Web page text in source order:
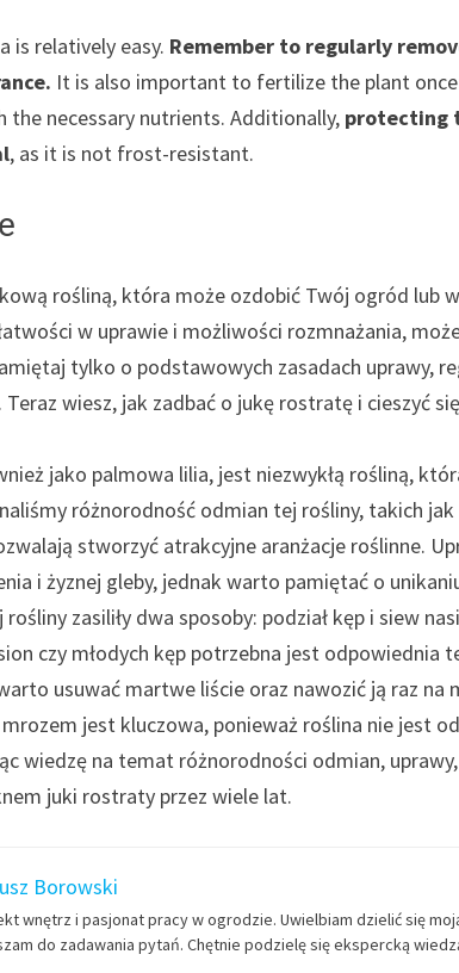
is relatively easy. Remember to regularly
It is also important to fertilize the plant
necessary nutrients. Additionally, protecting
, as it is not frost-resistant.
rośliną, która może ozdobić Twój ogród lub
w uprawie i możliwości rozmnażania,
tylko o podstawowych zasadach uprawy,
wiesz, jak zadbać o jukę rostratę i cieszyć
jako palmowa lilia, jest niezwykłą rośliną,
różnorodność odmian tej rośliny, takich
stworzyć atrakcyjne aranżacje roślinne.
i żyznej gleby, jednak warto pamiętać o
zasiliły dwa sposoby: podział kęp i siew
czy młodych kęp potrzebna jest odpowiednia
usuwać martwe liście oraz nawozić ją raz na
jest kluczowa, ponieważ roślina nie jest
wiedzę na temat różnorodności odmian,
juki rostraty przez wiele lat.
Borowski
wnętrz i pasjonat pracy w ogrodzie. Uwielbiam dzielić się
do zadawania pytań. Chętnie podzielę się ekspercką